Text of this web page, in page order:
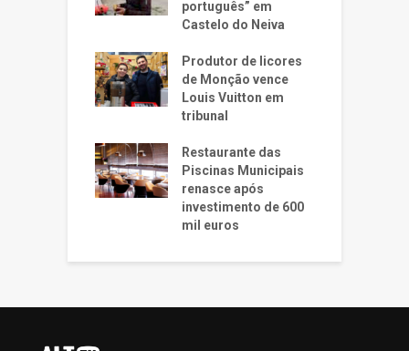
português” em
Castelo do Neiva
Produtor de licores
de Monção vence
Louis Vuitton em
tribunal
Restaurante das
Piscinas Municipais
renasce após
investimento de 600
mil euros